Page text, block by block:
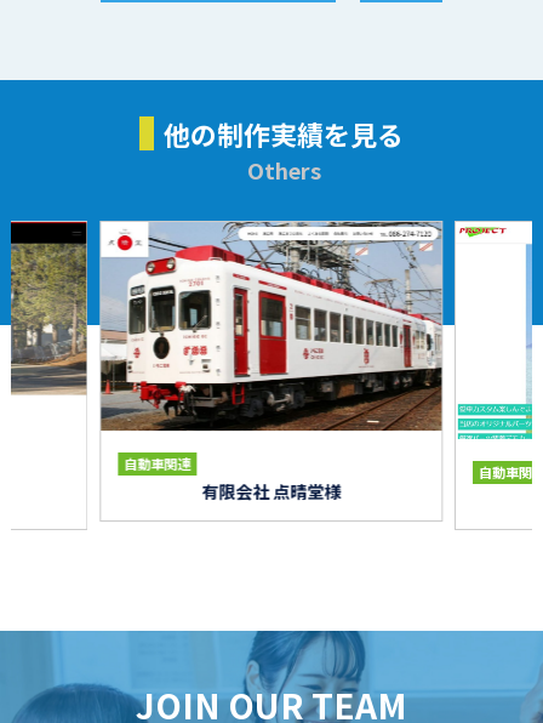
他の制作実績を見る
Others
自動車関連
有限会社 点晴堂様
自動車関
JOIN OUR TEAM